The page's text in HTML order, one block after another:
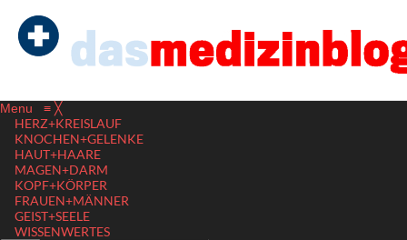
Menu ≡ ╳
HERZ+KREISLAUF
KNOCHEN+GELENKE
HAUT+HAARE
MAGEN+DARM
KOPF+KÖRPER
FRAUEN+MÄNNER
GEIST+SEELE
WISSENWERTES